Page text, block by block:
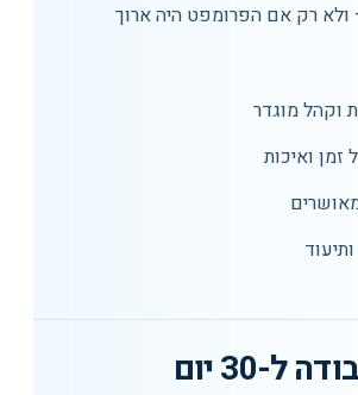
רק אם הפרומפט היה ארוך
וקהל מוגדר
ואיכות
ל-30 יום